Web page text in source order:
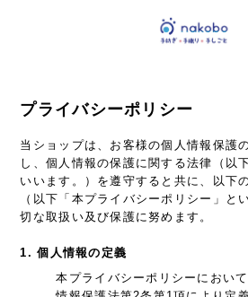
プライバシーポリシー
当ショップは、お客様の個人情報保護
し、個人情報の保護に関する法律（以
いいます。）を遵守すると共に、以下
（以下「本プライバシーポリシー」と
切な取扱い及び保護に努めます。
1. 個人情報の定義
本プライバシーポリシーにおい